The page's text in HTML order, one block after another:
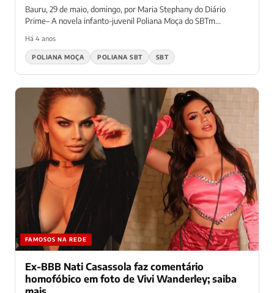
Bauru, 29 de maio, domingo, por Maria Stephany do Diário
Prime– A novela infanto-juvenil Poliana Moça do SBTm...
Há 4 anos
POLIANA MOÇA POLIANA SBT SBT
FAMOSOS NA REDE
Ex-BBB Nati Casassola faz comentário
homofóbico em foto de Vivi Wanderley; saiba